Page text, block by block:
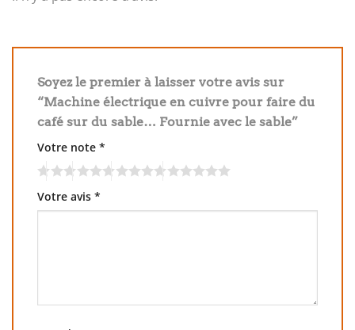
Soyez le premier à laisser votre avis sur
“Machine électrique en cuivre pour faire du
café sur du sable… Fournie avec le sable”
Votre note *
Votre avis *